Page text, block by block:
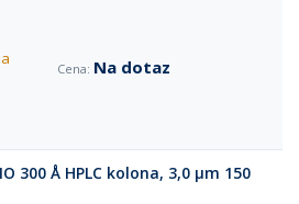
Na dotaz
300 Å HPLC kolona, 3,0 µm 150